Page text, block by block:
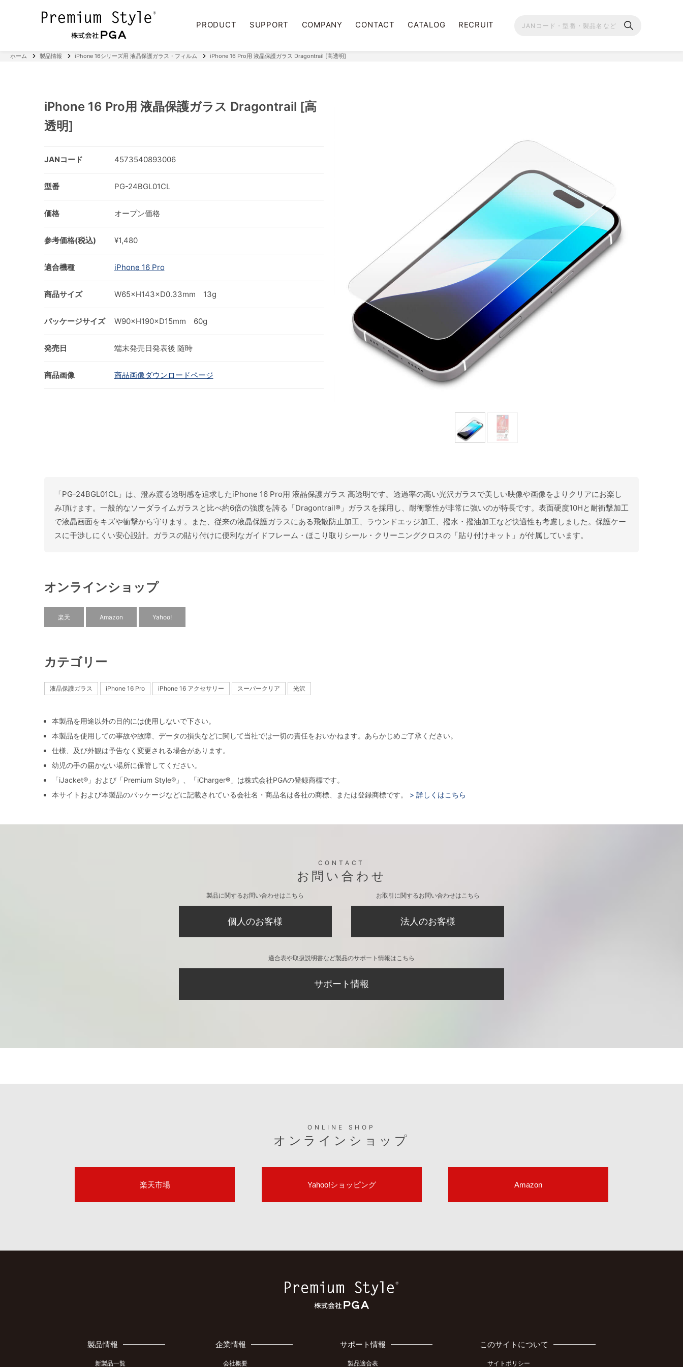
PRODUCT SUPPORT COMPANY CONTACT CATALOG RECRUIT
ホーム 製品情報 iPhone 16シリーズ用 液晶保護ガラス・フィルム iPhone 16 Pro用 液晶保護ガラス Dragontrail [高透明]
iPhone 16 Pro用 液晶保護ガラス Dragontrail [高
透明]
JANコード 4573540893006
型番 PG-24BGL01CL
価格 オープン価格
参考価格(税込) ¥1,480
適合機種 iPhone 16 Pro
商品サイズ W65×H143×D0.33mm 13g
パッケージサイズ W90×H190×D15mm 60g
発売日 端末発売日発表後 随時
商品画像 商品画像ダウンロードページ
「PG-24BGL01CL」は、澄み渡る透明感を追求したiPhone 16 Pro用 液晶保護ガラス 高透明です。透過率の高い光沢ガラスで美しい映像や画像をよりクリアにお楽し
み頂けます。一般的なソーダライムガラスと比べ約6倍の強度を誇る「Dragontrail®」ガラスを採用し、耐衝撃性が非常に強いのが特長です。表面硬度10Hと耐衝撃加工
で液晶画面をキズや衝撃から守ります。また、従来の液晶保護ガラスにある飛散防止加工、ラウンドエッジ加工、撥水・撥油加工など快適性も考慮しました。保護ケー
スに干渉しにくい安心設計。ガラスの貼り付けに便利なガイドフレーム・ほこり取りシール・クリーニングクロスの「貼り付けキット」が付属しています。
オンラインショップ
楽天 Amazon Yahoo!
カテゴリー
液晶保護ガラス iPhone 16 Pro iPhone 16 アクセサリー スーパークリア 光沢
本製品を用途以外の目的には使用しないで下さい。
本製品を使用しての事故や故障、データの損失などに関して当社では一切の責任をおいかねます。あらかじめご了承ください。
仕様、及び外観は予告なく変更される場合があります。
幼児の手の届かない場所に保管してください。
「iJacket®」および「Premium Style®」、「iCharger®」は株式会社PGAの登録商標です。
本サイトおよび本製品のパッケージなどに記載されている会社名・商品名は各社の商標、または登録商標です。
> 詳しくはこちら
CONTACT
お問い合わせ
製品に関するお問い合わせはこちら
個人のお客様
お取引に関するお問い合わせはこちら
法人のお客様
適合表や取扱説明書など製品のサポート情報はこちら
サポート情報
ONLINE SHOP
オンラインショップ
楽天市場 Yahoo!ショッピング Amazon
製品情報
新製品一覧
企業情報
会社概要
サポート情報
製品適合表
このサイトについて
サイトポリシー